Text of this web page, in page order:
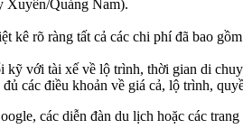
Xuyên/Quảng Nam).
kê rõ ràng tất cả các chi phí đã bao
kỹ với tài xế về lộ trình, thời gian di
các điều khoản về giá cả, lộ trình,
các diễn đàn du lịch hoặc các